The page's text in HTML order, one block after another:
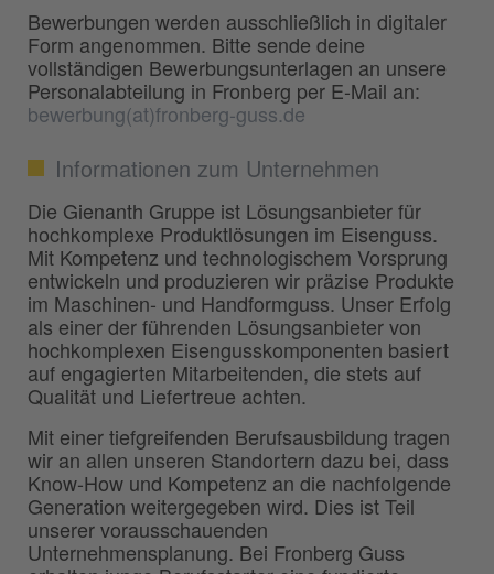
Bewerbungen werden ausschließlich in digitaler
Form angenommen. Bitte sende deine
vollständigen Bewerbungsunterlagen an unsere
Personalabteilung in Fronberg per E-Mail an:
bewerbung(at)fronberg-guss.de
Informationen zum Unternehmen
Die Gienanth Gruppe ist Lösungsanbieter für
hochkomplexe Produktlösungen im Eisenguss.
Mit Kompetenz und technologischem Vorsprung
entwickeln und produzieren wir präzise Produkte
im Maschinen- und Handformguss. Unser Erfolg
als einer der führenden Lösungsanbieter von
hochkomplexen Eisengusskomponenten basiert
auf engagierten Mitarbeitenden, die stets auf
Qualität und Liefertreue achten.
Mit einer tiefgreifenden Berufsausbildung tragen
wir an allen unseren Standortern dazu bei, dass
Know-How und Kompetenz an die nachfolgende
Generation weitergegeben wird. Dies ist Teil
unserer vorausschauenden
Unternehmensplanung. Bei Fronberg Guss